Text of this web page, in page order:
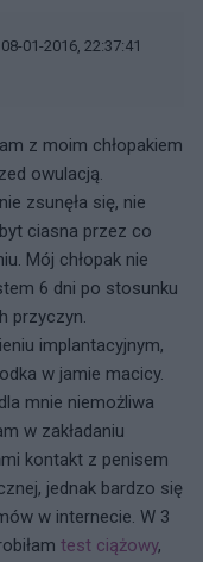
08-01-2016, 22:37:41
z moim chłopakiem
owulacją.
zsunęła się, nie
ciasna przez co
Mój chłopak nie
6 dni po stosunku
przyczyn.
implantacyjnym,
w jamie macicy.
mnie niemożliwa
w zakładaniu
kontakt z penisem
jednak bardzo się
w internecie. W 3
test ciążowy,